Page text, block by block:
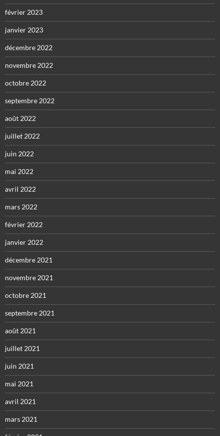
février 2023
janvier 2023
décembre 2022
novembre 2022
octobre 2022
septembre 2022
août 2022
juillet 2022
juin 2022
mai 2022
avril 2022
mars 2022
février 2022
janvier 2022
décembre 2021
novembre 2021
octobre 2021
septembre 2021
août 2021
juillet 2021
juin 2021
mai 2021
avril 2021
mars 2021